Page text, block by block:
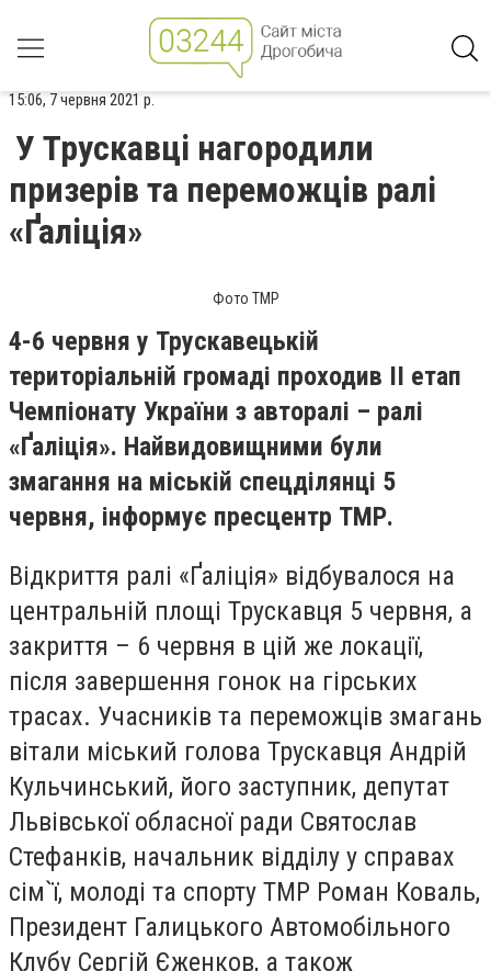
15:06, 7 червня 2021 р.
У Трускавці нагородили
призерів та переможців ралі
«Ґаліція»
Фото ТМР
4-6 червня у Трускавецькій
територіальній громаді проходив ІІ етап
Чемпіонату України з авторалі – ралі
«Ґаліція». Найвидовищними були
змагання на міській спецділянці 5
червня, інформує пресцентр ТМР.
Відкриття ралі «Ґаліція» відбувалося на
центральній площі Трускавця 5 червня, а
закриття – 6 червня в цій же локації,
після завершення гонок на гірських
трасах. Учасників та переможців змагань
вітали міський голова Трускавця Андрій
Кульчинський, його заступник, депутат
Львівської обласної ради Святослав
Стефанків, начальник відділу у справах
сім`ї, молоді та спорту ТМР Роман Коваль,
Президент Галицького Автомобільного
Клубу Сергій Єженков, а також